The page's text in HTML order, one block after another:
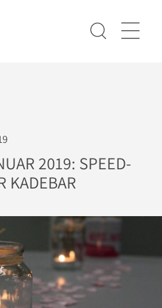
2019: SPEED-
KADEBAR